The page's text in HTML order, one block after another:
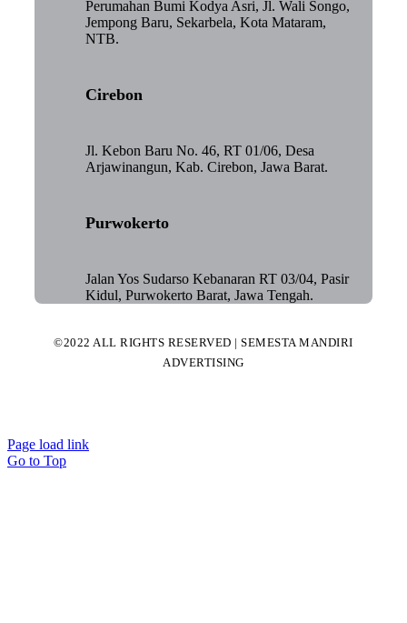
Perumahan Bumi Kodya Asri, Jl. Wali Songo,
Jempong Baru, Sekarbela, Kota Mataram,
NTB.
Cirebon
Jl. Kebon Baru No. 46, RT 01/06, Desa
Arjawinangun, Kab. Cirebon, Jawa Barat.
Purwokerto
Jalan Yos Sudarso Kebanaran RT 03/04, Pasir
Kidul, Purwokerto Barat, Jawa Tengah.
©2022 ALL RIGHTS RESERVED | SEMESTA MANDIRI
ADVERTISING
Page load link
Go to Top